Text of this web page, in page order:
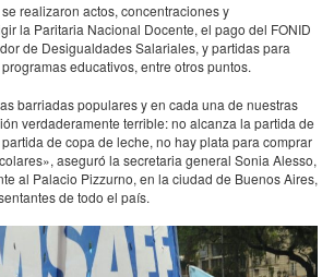
realizaron actos, concentraciones y
la Paritaria Nacional Docente, el pago del FONID
de Desigualdades Salariales, y partidas para
educativos, entre otros puntos.
barriadas populares y en cada una de nuestras
verdaderamente terrible: no alcanza la partida de
de copa de leche, no hay plata para comprar
aseguró la secretaria general Sonia Alesso,
al Palacio Pizzurno, en la ciudad de Buenos Aires,
de todo el país.